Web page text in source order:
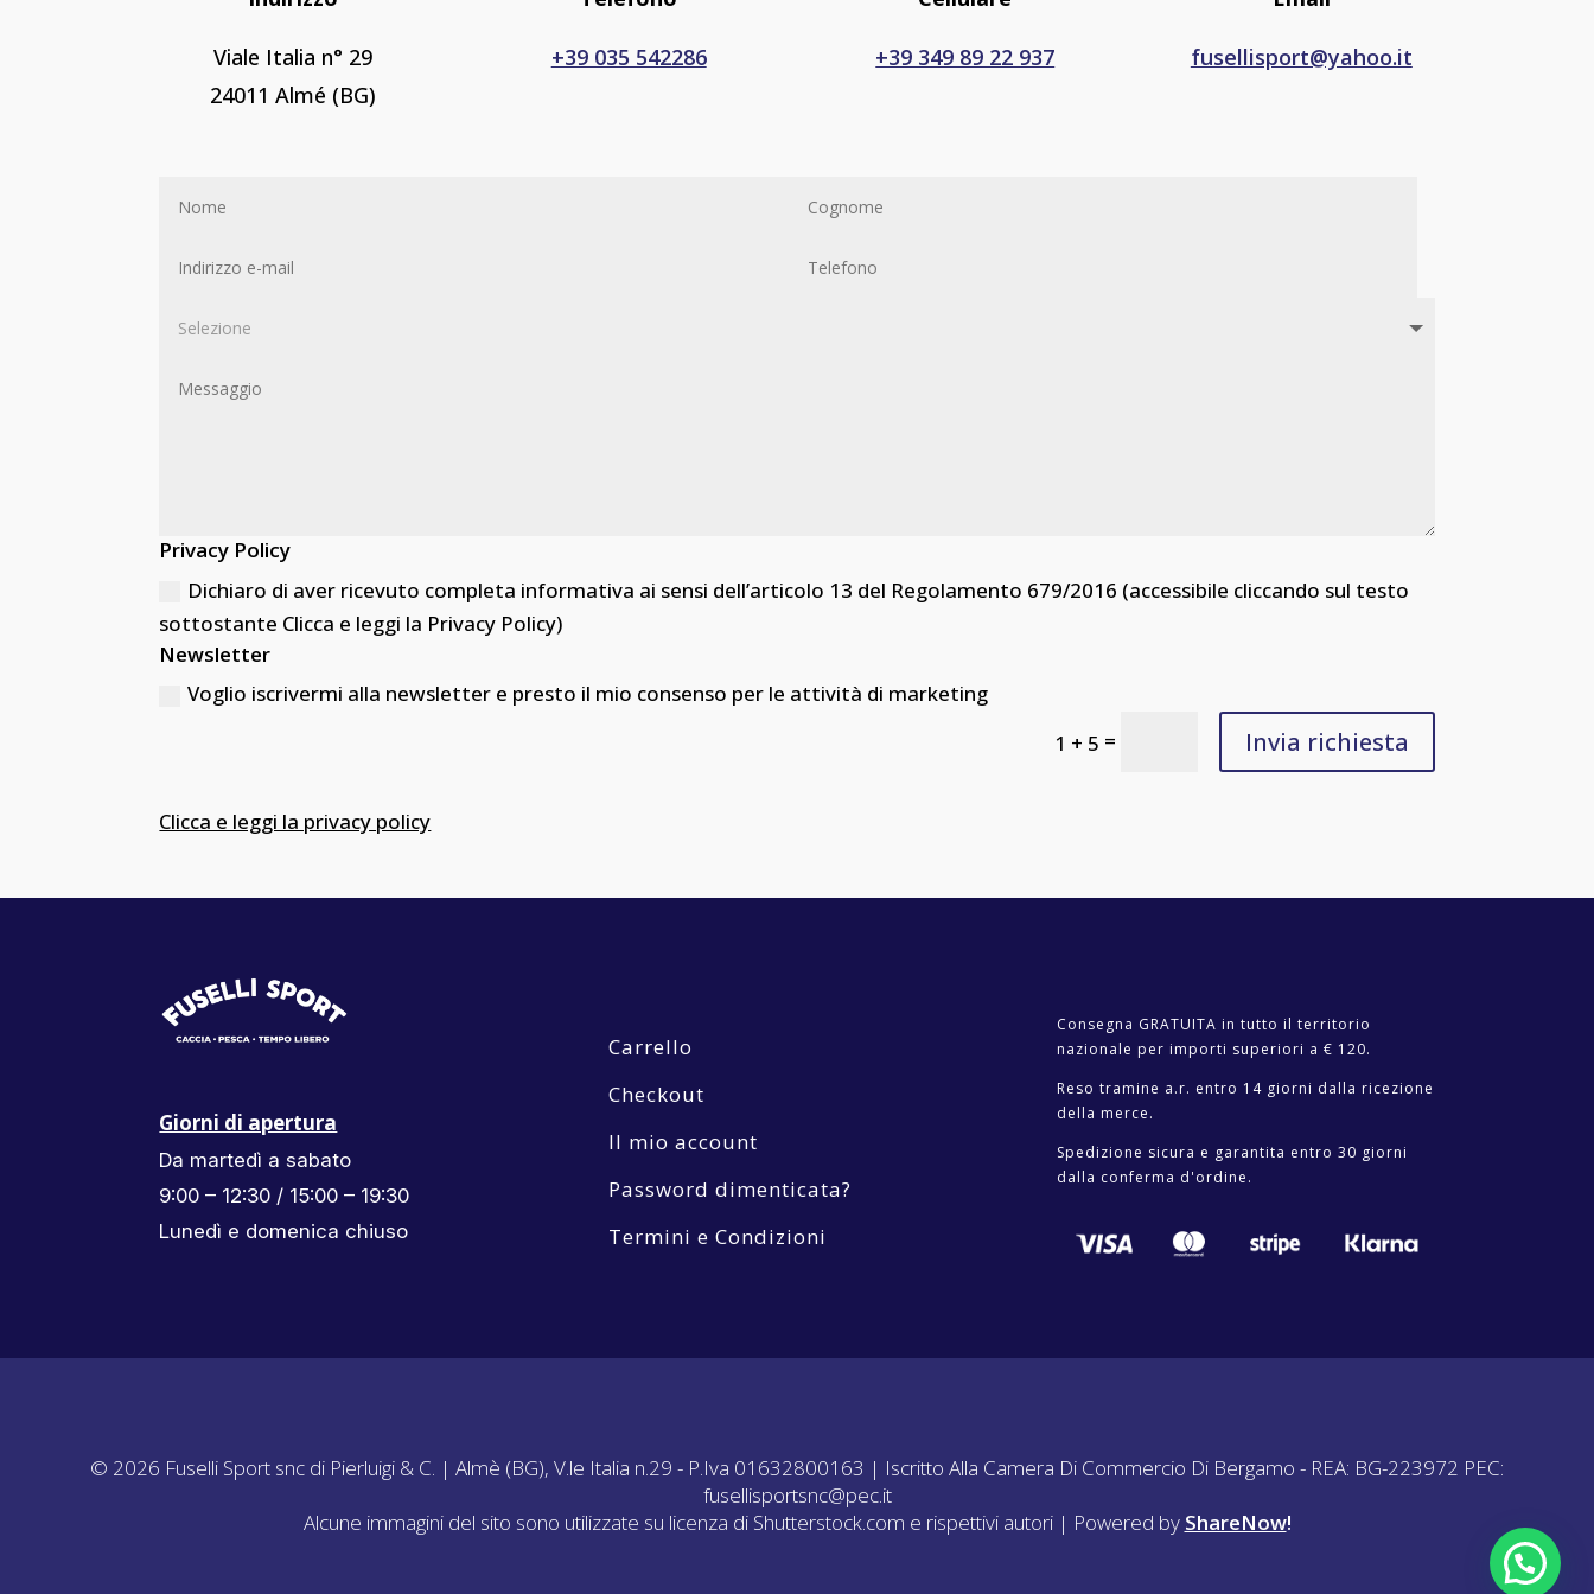
Viale Italia n° 29
24011 Almé (BG)
+39 035 542286 +39 349 89 22 937 fusellisport@yahoo.it
Privacy Policy
Dichiaro di aver ricevuto completa informativa ai sensi dell’articolo 13 del Regolamento 679/2016 (accessibile cliccando sul testo
sottostante Clicca e leggi la Privacy Policy)
Newsletter
Voglio iscrivermi alla newsletter e presto il mio consenso per le attività di marketing
1 + 5 = Invia richiesta
Clicca e leggi la privacy policy
Giorni di apertura
Da martedì a sabato
9:00 – 12:30 / 15:00 – 19:30
Lunedì e domenica chiuso
Carrello
Checkout
Il mio account
Password dimenticata?
Termini e Condizioni
Consegna GRATUITA in tutto il territorio
nazionale per importi superiori a € 120.
Reso tramine a.r. entro 14 giorni dalla ricezione
della merce.
Spedizione sicura e garantita entro 30 giorni
dalla conferma d'ordine.
© 2026 Fuselli Sport snc di Pierluigi & C. | Almè (BG), V.le Italia n.29 - P.Iva 01632800163 | Iscritto Alla Camera Di Commercio Di Bergamo - REA: BG-223972 PEC:
fusellisportsnc@pec.it
Alcune immagini del sito sono utilizzate su licenza di Shutterstock.com e rispettivi autori | Powered by ShareNow!